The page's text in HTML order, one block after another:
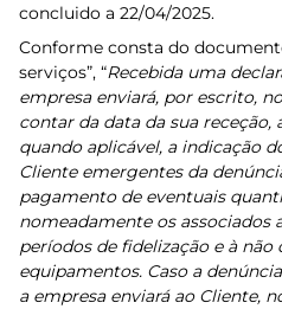
concluido a 22/04/2025.
Conforme consta do
serviços”, “Recebida uma
empresa enviará, por escrito,
contar da data da sua
quando aplicável, a indicação
Cliente emergentes da
pagamento de eventuais
nomeadamente os
períodos de fidelização e à não
equipamentos. Caso a
a empresa enviará ao Cliente,